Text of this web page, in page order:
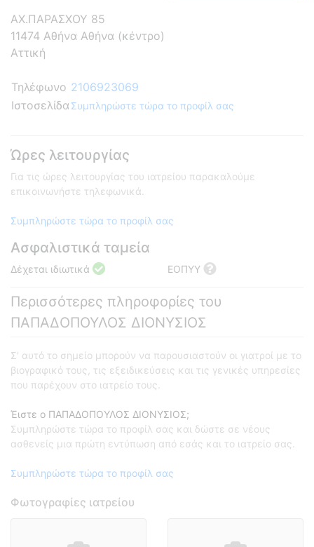
ΑΧ.ΠΑΡΑΣΧΟΥ 85
11474 Αθήνα Αθήνα (κέντρο)
Αττική
Τηλέφωνο 2106923069
Ιστοσελίδα Συμπληρώστε τώρα το προφίλ σας
Ώρες λειτουργίας
Για τις ώρες λειτουργίας του ιατρείου παρακαλούμε
επικοινωνήστε τηλεφωνικά.
Συμπληρώστε τώρα το προφίλ σας
Ασφαλιστικά ταμεία
Δέχεται ιδιωτικά ΕΟΠΥΥ
Περισσότερες πληροφορίες του
ΠΑΠΑΔΟΠΟΥΛΟΣ ΔΙΟΝΥΣΙΟΣ
Σ' αυτό το σημείο μπορούν να παρουσιαστούν οι γιατροί με το
βιογραφικό τους, τις εξειδικεύσεις και τις γενικές υπηρεσίες
που παρέχουν στο ιατρείο τους.
Έιστε ο ΠΑΠΑΔΟΠΟΥΛΟΣ ΔΙΟΝΥΣΙΟΣ;
Συμπληρώστε τώρα το προφίλ σας και δώστε σε νέους
ασθενείς μια πρώτη εντύπωση από εσάς και το ιατρείο σας.
Συμπληρώστε τώρα το προφίλ σας
Φωτογραφίες ιατρείου